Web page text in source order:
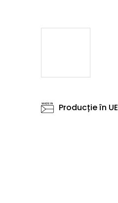
Producție în UE